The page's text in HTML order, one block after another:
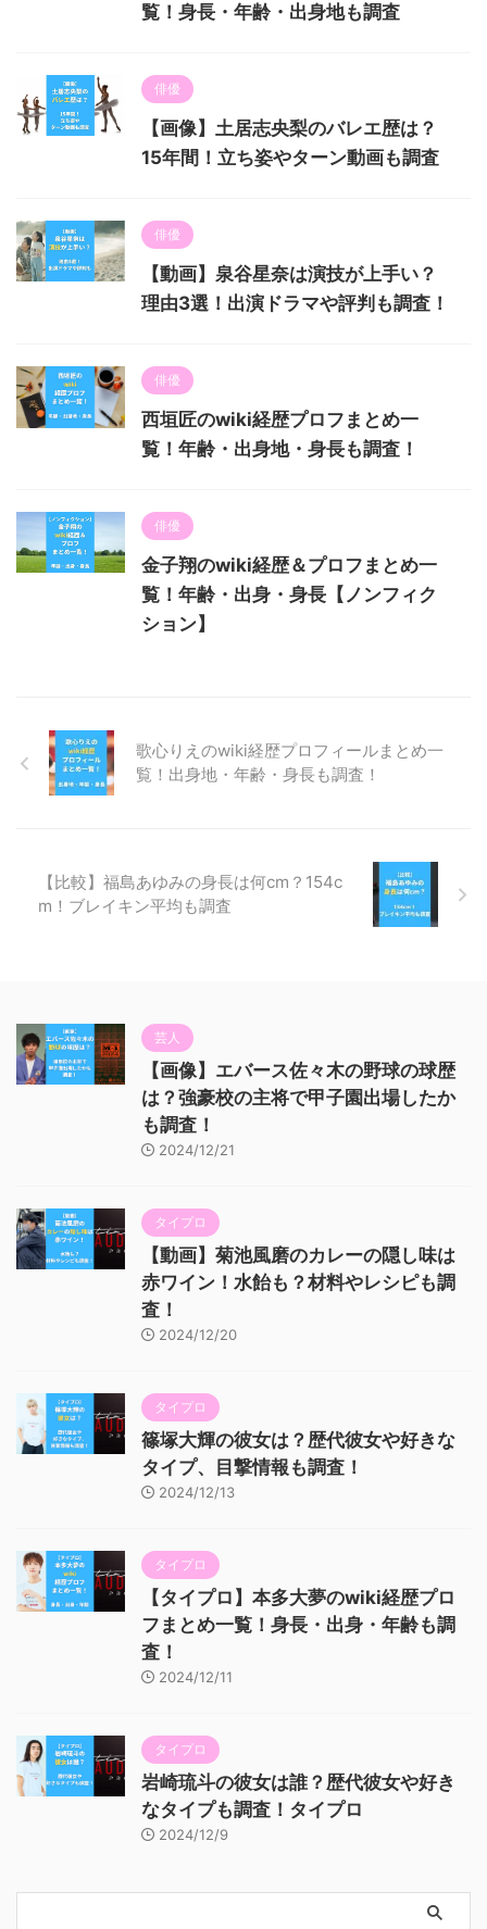
覧！身長・年齢・出身地も調査
俳優
【画像】土居志央梨のバレエ歴は？
15年間！立ち姿やターン動画も調査
俳優
【動画】泉谷星奈は演技が上手い？
理由3選！出演ドラマや評判も調査！
俳優
西垣匠のwiki経歴プロフまとめ一
覧！年齢・出身地・身長も調査！
俳優
金子翔のwiki経歴＆プロフまとめ一
覧！年齢・出身・身長【ノンフィク
ション】
歌心りえのwiki経歴プロフィールまとめ一
覧！出身地・年齢・身長も調査！
【比較】福島あゆみの身長は何cm？154c
m！ブレイキン平均も調査
芸人
【画像】エバース佐々木の野球の球歴
は？強豪校の主将で甲子園出場したか
も調査！
2024/12/21
タイプロ
【動画】菊池風磨のカレーの隠し味は
赤ワイン！水飴も？材料やレシピも調
査！
2024/12/20
タイプロ
篠塚大輝の彼女は？歴代彼女や好きな
タイプ、目撃情報も調査！
2024/12/13
タイプロ
【タイプロ】本多大夢のwiki経歴プロ
フまとめ一覧！身長・出身・年齢も調
査！
2024/12/11
タイプロ
岩崎琉斗の彼女は誰？歴代彼女や好き
なタイプも調査！タイプロ
2024/12/9